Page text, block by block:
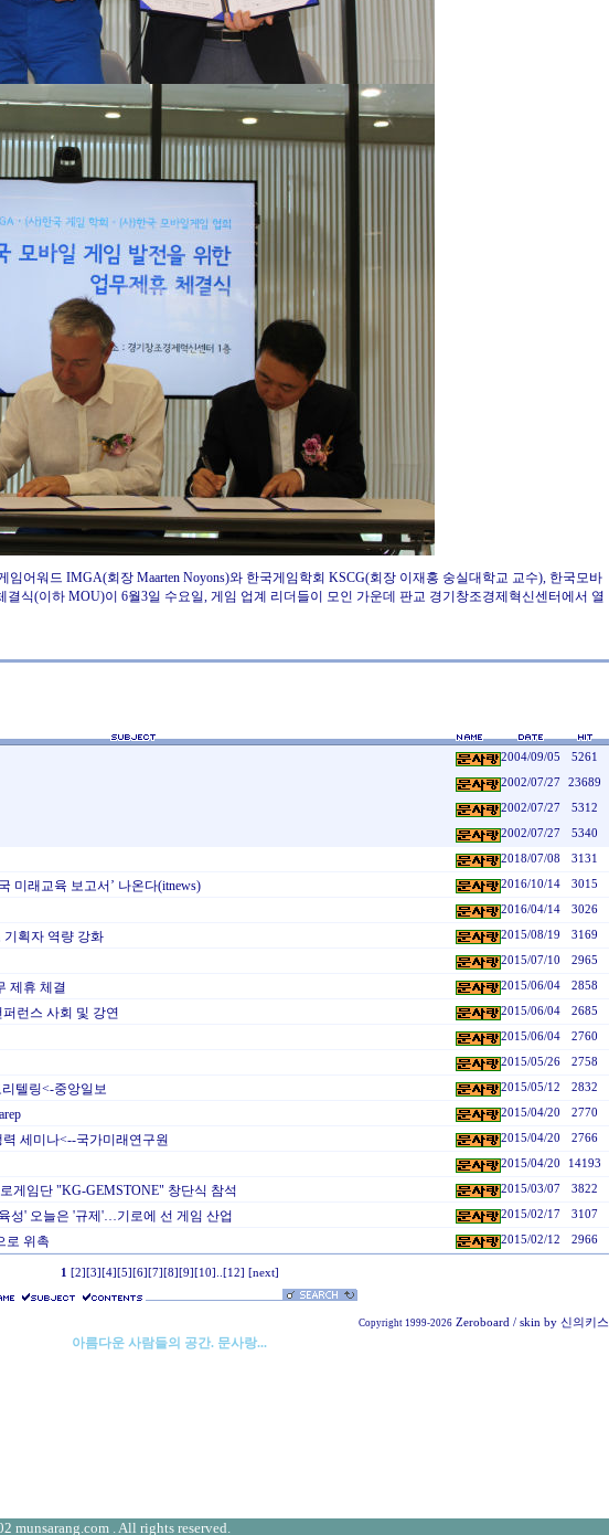
어워드 IMGA(회장 Maarten Noyons)와 한국게임학회 KSCG(회장 이재홍 숭실대학교 교수), 한국모바
식(이하 MOU)이 6월3일 수요일, 게임 업계 리더들이 모인 가운데 판교 경기창조경제혁신센터에서 열
2004/09/05 5261
2002/07/27 23689
2002/07/27 5312
2002/07/27 5340
2018/07/08 3131
미래교육 보고서’ 나온다(itnews) 2016/10/14 3015
2016/04/14 3026
획자 역량 강화 2015/08/19 3169
2015/07/10 2965
제휴 체결 2015/06/04 2858
런스 사회 및 강연 2015/06/04 2685
2015/06/04 2760
2015/05/26 2758
텔링<-중앙일보 2015/05/12 2832
2015/04/20 2770
세미나<--국가미래연구원 2015/04/20 2766
2015/04/20 14193
게임단 "KG-GEMSTONE" 창단식 참석 2015/03/07 3822
성' 오늘은 '규제'…기로에 선 게임 산업 2015/02/17 3107
로 위촉 2015/02/12 2966
1 [2] [3] [4] [5] [6] [7] [8] [9] [10] [12] [next]
Copyright 1999-2026 Zeroboard / skin by 신의키스
아름다운 사람들의 공간. 문사랑...
munsarang.com . All rights reserved.